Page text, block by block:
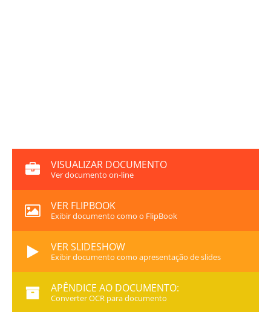
VISUALIZAR DOCUMENTO
Ver documento on-line
VER FLIPBOOK
Exibir documento como o FlipBook
VER SLIDESHOW
Exibir documento como apresentação de slides
APÊNDICE AO DOCUMENTO:
Converter OCR para documento